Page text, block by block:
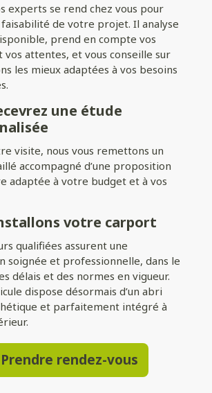
indépendant, parfait pour créer un
de votre habitation, ou un modèle
d’une extension élégante et
maison ou de votre garage.
options de
carport jusque dans les moindres détails !
large choix de coloris, ajoutez un éclairage
des parois latérales pour plus de
espace unique, qui répond à toutes vos
experts se rend chez vous pour
de votre projet. Il analyse
prend en compte vos
vos attentes, et vous conseille sur
les mieux adaptées à vos besoins
une étude
visite, nous vous remettons un
accompagné d’une proposition
adaptée à votre budget et à vos
votre carport
qualifiées assurent une
soignée et professionnelle, dans le
délais et des normes en vigueur.
dispose désormais d’un abri
et parfaitement intégré à
Prendre rendez-vous